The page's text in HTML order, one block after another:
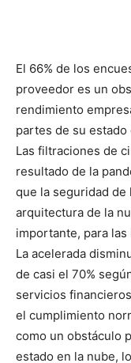
El 66% de los
proveedor es un
rendimiento
partes de su estado
Las filtraciones de
resultado de la
que la seguridad de
arquitectura de la
importante, para
La acelerada
de casi el 70%
servicios
el cumplimiento
como un obstáculo
estado en la nube,